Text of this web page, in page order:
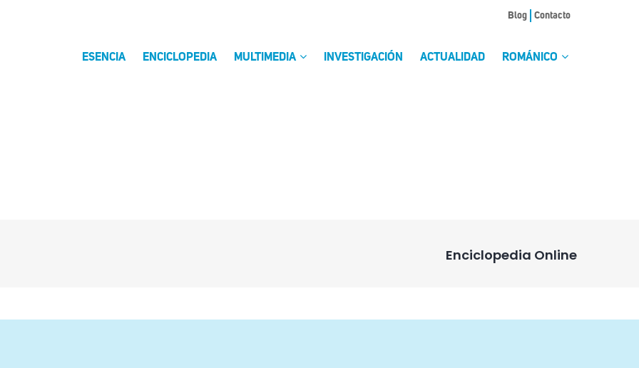
Blog Contacto
ESENCIA ENCICLOPEDIA MULTIMEDIA INVESTIGACIÓN ACTUALIDAD ROMÁNICO
Enciclopedia Online